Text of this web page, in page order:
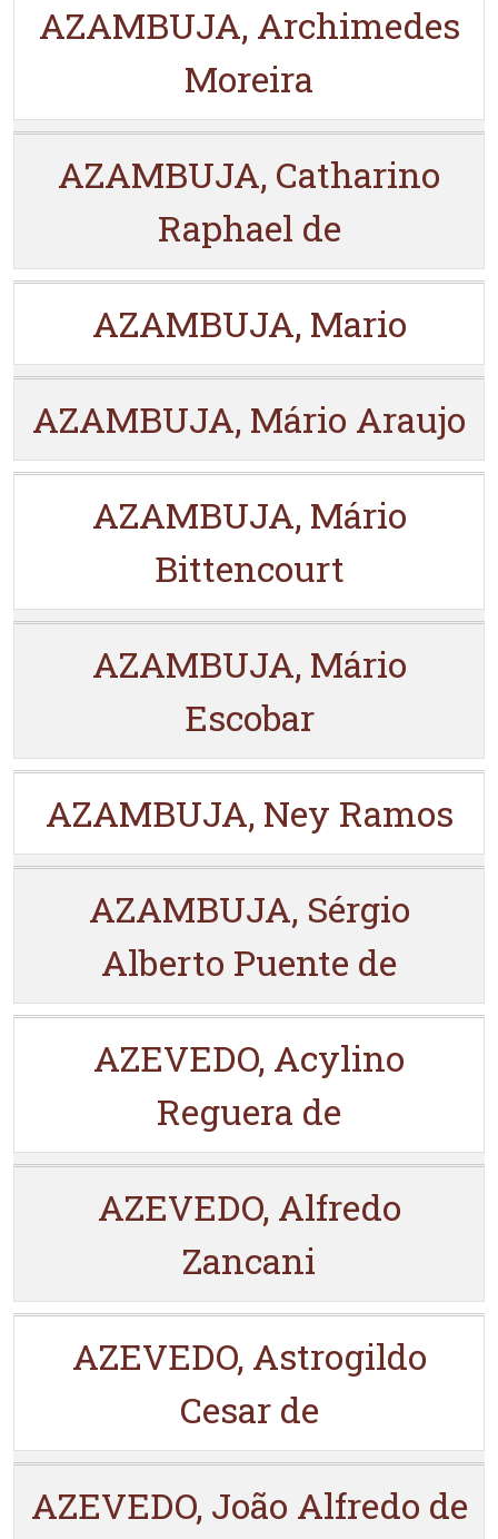
AZAMBUJA, Archimedes
Moreira
AZAMBUJA, Catharino
Raphael de
AZAMBUJA, Mario
AZAMBUJA, Mário Araujo
AZAMBUJA, Mário
Bittencourt
AZAMBUJA, Mário
Escobar
AZAMBUJA, Ney Ramos
AZAMBUJA, Sérgio
Alberto Puente de
AZEVEDO, Acylino
Reguera de
AZEVEDO, Alfredo
Zancani
AZEVEDO, Astrogildo
Cesar de
AZEVEDO, João Alfredo de